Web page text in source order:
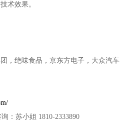
术效果。
，绝味食品，京东方电子，大众汽车
：苏小姐 1810-2333890